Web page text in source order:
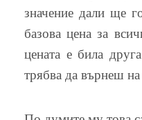
значение дали ще
базова цена за
цената е била
трябва да върнеш на